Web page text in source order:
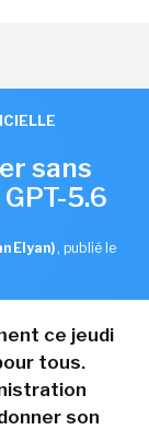
sans
5.6
Elyan) , publié le
ce jeudi
tous.
son